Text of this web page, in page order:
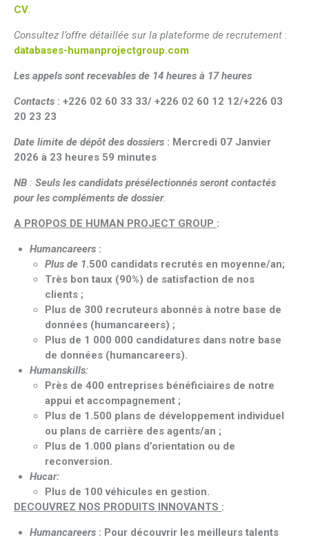
CV.
Consultez l’offre détaillée sur la plateforme de recrutement :
databases-humanprojectgroup.com
Les appels sont recevables de 14 heures à 17 heures
Contacts : +226 02 60 33 33/ +226 02 60 12 12/+226 03
20 23 23
Date limite de dépôt des dossiers : Mercredi 07 Janvier
2026 à 23 heures 59 minutes
NB : Seuls les candidats présélectionnés seront contactés
pour les compléments de dossier.
A PROPOS DE HUMAN PROJECT GROUP :
Humancareers:
Plus de 1.500 candidats recrutés en moyenne/an;
Très bon taux (90%) de satisfaction de nos
clients ;
Plus de 300 recruteurs abonnés à notre base de
données (humancareers) ;
Plus de 1 000 000 candidatures dans notre base
de données (humancareers).
Humanskills:
Près de 400 entreprises bénéficiaires de notre
appui et accompagnement ;
Plus de 1.500 plans de développement individuel
ou plans de carrière des agents/an ;
Plus de 1.000 plans d’orientation ou de
reconversion.
Hucar:
Plus de 100 véhicules en gestion.
DECOUVREZ NOS PRODUITS INNOVANTS :
Humancareers: Pour découvrir les meilleurs talents